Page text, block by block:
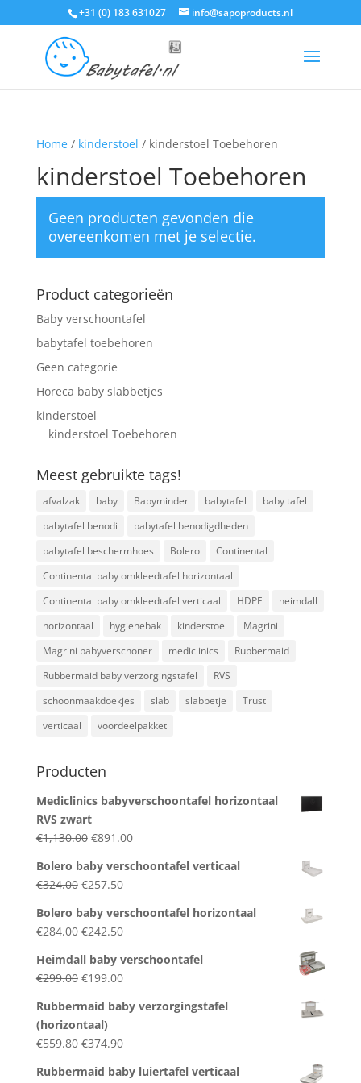
+31 (0) 183 631027 info@sapoproducts.nl
Home/ kinderstoel / kinderstoel Toebehoren
kinderstoel Toebehoren
Geen producten gevonden die
overeenkomen met je selectie.
Product categorieën
Baby verschoontafel
babytafel toebehoren
Geen categorie
Horeca baby slabbetjes
kinderstoel
kinderstoel Toebehoren
Meest gebruikte tags!
afvalzak baby Babyminder babytafel
baby tafel
babytafel benodi
babytafel benodigdheden
babytafel beschermhoes
Bolero
Continental
Continental baby omkleedtafel horizontaal
Continental baby omkleedtafel verticaal
HDPE
heimdall
horizontaal
hygienebak kinderstoel
Magrini
Magrini babyverschoner
mediclinics
Rubbermaid
Rubbermaid baby verzorgingstafel
RVS
schoonmaakdoekjes
slab slabbetje
Trust
verticaal
voordeelpakket
Producten
Mediclinics babyverschoontafel horizontaal
RVS zwart
€1,130.00 Original
was:
€1,130.00.
€891.00Current
is:
Bolero baby verschoontafel verticaal
€324.00 Original
was:
€324.00.
€257.50Current
is:
€257.50.
Bolero baby verschoontafel horizontaal
€284.00 Original
was:
€284.00.
€242.50Current
is:
€242.50.
Heimdall baby verschoontafel
€299.00 Original
was:
€299.00.
€199.00Current
is:
Rubbermaid baby verzorgingstafel
(horizontaal)
€559.80 Original
was:
€374.90Current
is:
Rubbermaid baby luiertafel verticaal